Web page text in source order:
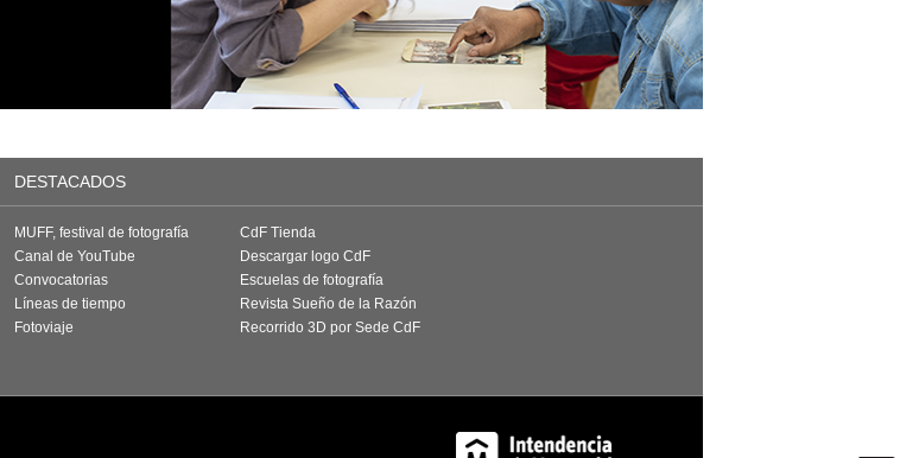
DESTACADOS
MUFF, festival de fotografía
Canal de YouTube
Convocatorias
Líneas de tiempo
Fotoviaje
CdF Tienda
Descargar logo CdF
Escuelas de fotografía
Revista Sueño de la Razón
Recorrido 3D por Sede CdF